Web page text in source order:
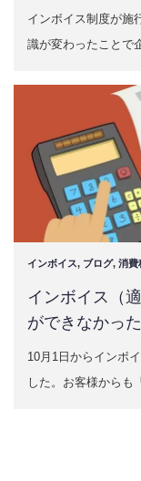
インボイス制度が施
識が変わったことで
インボイス, ブログ, 消費
インボイス（
ができなかっ
10月1日からインボ
した。お客様からも